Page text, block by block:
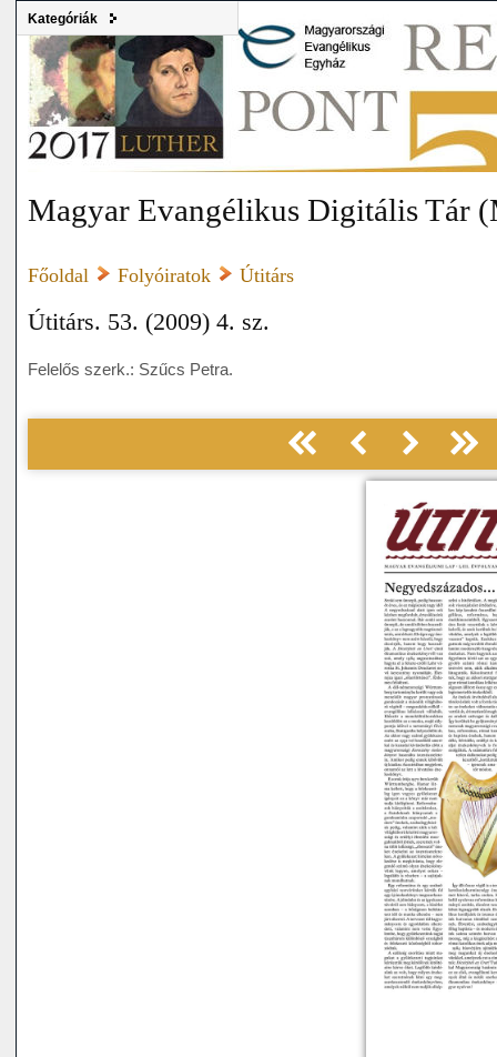
Kategóriák
Magyar Evangélikus Digitális Tár
Főoldal Folyóiratok Útitárs
Útitárs. 53. (2009) 4. sz.
Felelős szerk.: Szűcs Petra.